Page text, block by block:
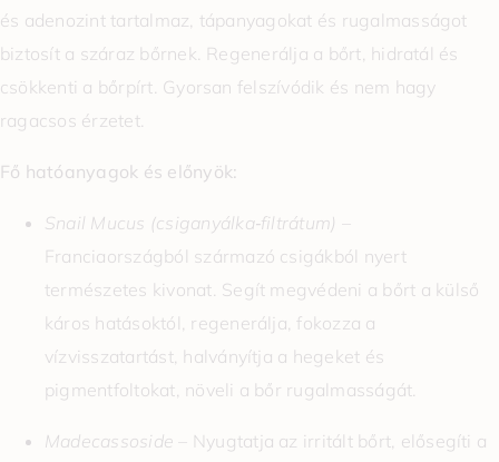
és adenozint tartalmaz, tápanyagokat és rugalmasságot
biztosít a száraz bőrnek. Regenerálja a bőrt, hidratál és
csökkenti a bőrpírt. Gyorsan felszívódik és nem hagy
ragacsos érzetet.
Fő hatóanyagok és előnyök:
Snail Mucus (csiganyálka‑filtrátum)
Franciaországból származó csigákból nyert
természetes kivonat. Segít megvédeni a bőrt a külső
káros hatásoktól, regenerálja, fokozza a
vízvisszatartást, halványítja a hegeket és
pigmentfoltokat, növeli a bőr rugalmasságát.
Madecassoside – Nyugtatja az irritált bőrt, elősegíti a